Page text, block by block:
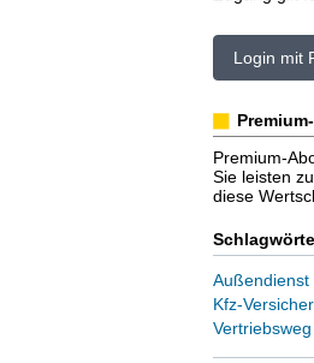
Login mit
Premium-
Sie leisten
diese
Außendienst
Kfz-
Vertriebsweg